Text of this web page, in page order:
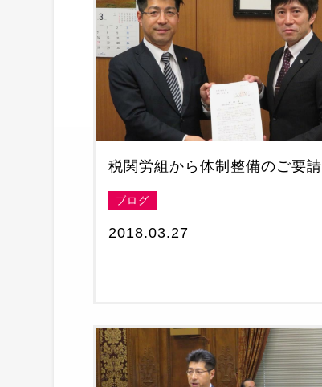
税関労組から体制整備のご要請
ブログ
2018.03.27